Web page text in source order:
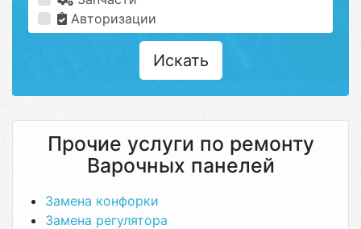
Авторизации
Искать
Прочие услуги по ремонту
Варочных панелей
Замена конфорки
Замена регулятора